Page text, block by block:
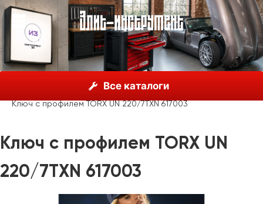
Все каталоги
Unior, Словения
Ключи шестигранные
Ключ с профилем TORX UN 220/7TXN 617003
Ключ с профилем TORX UN
220/7TXN 617003